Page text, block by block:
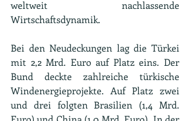
weltweit nachlassende
Wirtschaftsdynamik.
Bei den Neudeckungen lag die Türkei
mit 2,2 Mrd. Euro auf Platz eins. Der
Bund deckte zahlreiche türkische
Windenergieprojekte. Auf Platz zwei
und drei folgten Brasilien (1,4 Mrd.